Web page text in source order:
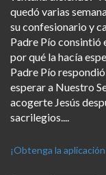
quedó varias
su confesionario y
Padre Pío consintió
por qué la hacía
Padre Pío
esperar a Nuestro
acogerte Jesús
sacrilegios....
¡Obtenga la